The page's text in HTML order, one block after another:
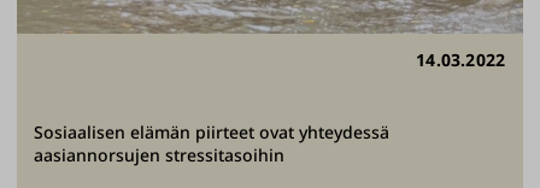
14.03.2022
Sosiaalisen elämän piirteet ovat yhteydessä
aasiannorsujen stressitasoihin